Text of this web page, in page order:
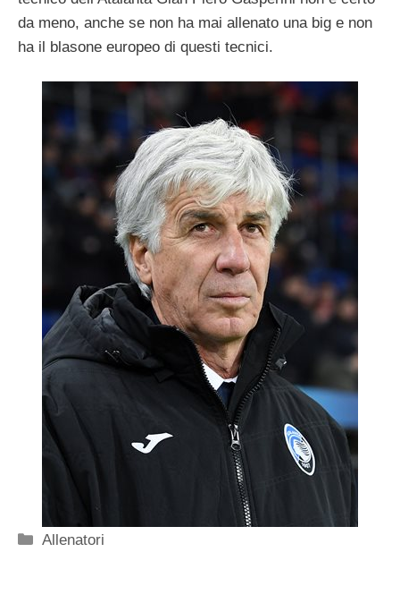
da meno, anche se non ha mai allenato una big e non
ha il blasone europeo di questi tecnici.
Categorie
Allenatori